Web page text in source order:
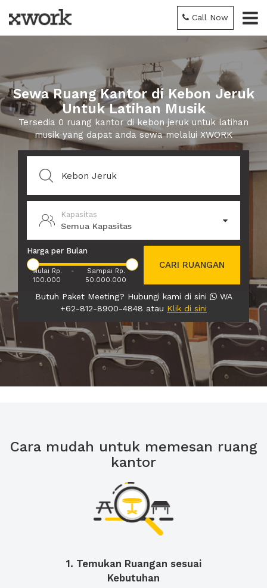
Call Now
Sewa Ruang Kantor di Kebon Jeruk
Untuk Latihan Musik
Tersedia 0 ruang kantor di kebon jeruk untuk latihan
musik yang dapat anda sewa melalui XWORK
Kapasitas
Semua Kapasitas
Harga per Bulan
Mulai Rp.
100.000
-
Sampai Rp.
50.000.000
CARI RUANGAN
Butuh Paket Meeting? Hubungi kami di sini
WA
+62-812-8900-4848 atau Klik di sini
Cara mudah untuk memesan ruang
kantor
1. Temukan Ruangan sesuai
Kebutuhan